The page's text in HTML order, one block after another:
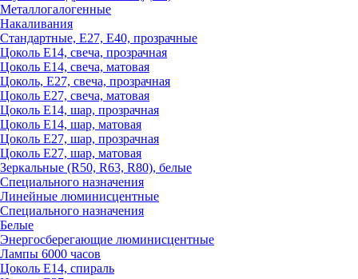
Металлогалогенные
Накаливания
Стандартные, Е27, Е40, прозрачные
Цоколь Е14, свеча, прозрачная
Цоколь Е14, свеча, матовая
Цоколь, Е27, свеча, прозрачная
Цоколь Е27, свеча, матовая
Цоколь Е14, шар, прозрачная
Цоколь Е14, шар, матовая
Цоколь Е27, шар, прозрачная
Цоколь Е27, шар, матовая
Зеркальные (R50, R63, R80), белые
Специального назначения
Линейные люминисцентные
Специального назначения
Белые
Энергосберегающие люминисцентные
Лампы 6000 часов
Цоколь Е14, спираль